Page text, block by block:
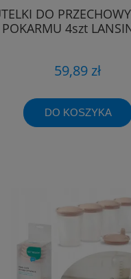
DO
POKARMU 4szt
59,89 zł
DO KOSZYKA